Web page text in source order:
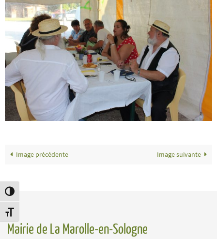
Passer en contraste élevé
Changer la taille de la police
Image précédente Image suivante
Mairie de La Marolle-en-Sologne